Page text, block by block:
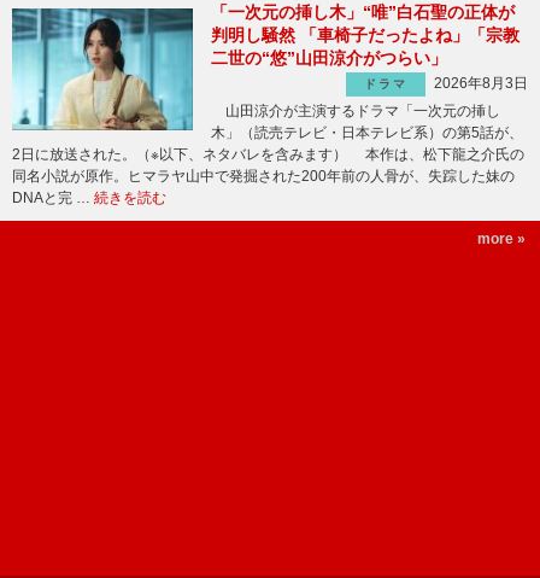
「一次元の挿し木」“唯”白石聖の正体が
判明し騒然 「車椅子だったよね」「宗教
二世の“悠”山田涼介がつらい」
ドラマ
2026年8月3日
山田涼介が主演するドラマ「一次元の挿し
木」（読売テレビ・日本テレビ系）の第5話が、
2日に放送された。（※以下、ネタバレを含みます） 本作は、松下龍之介氏の
同名小説が原作。ヒマラヤ山中で発掘された200年前の人骨が、失踪した妹の
DNAと完 … 続きを読む
more »